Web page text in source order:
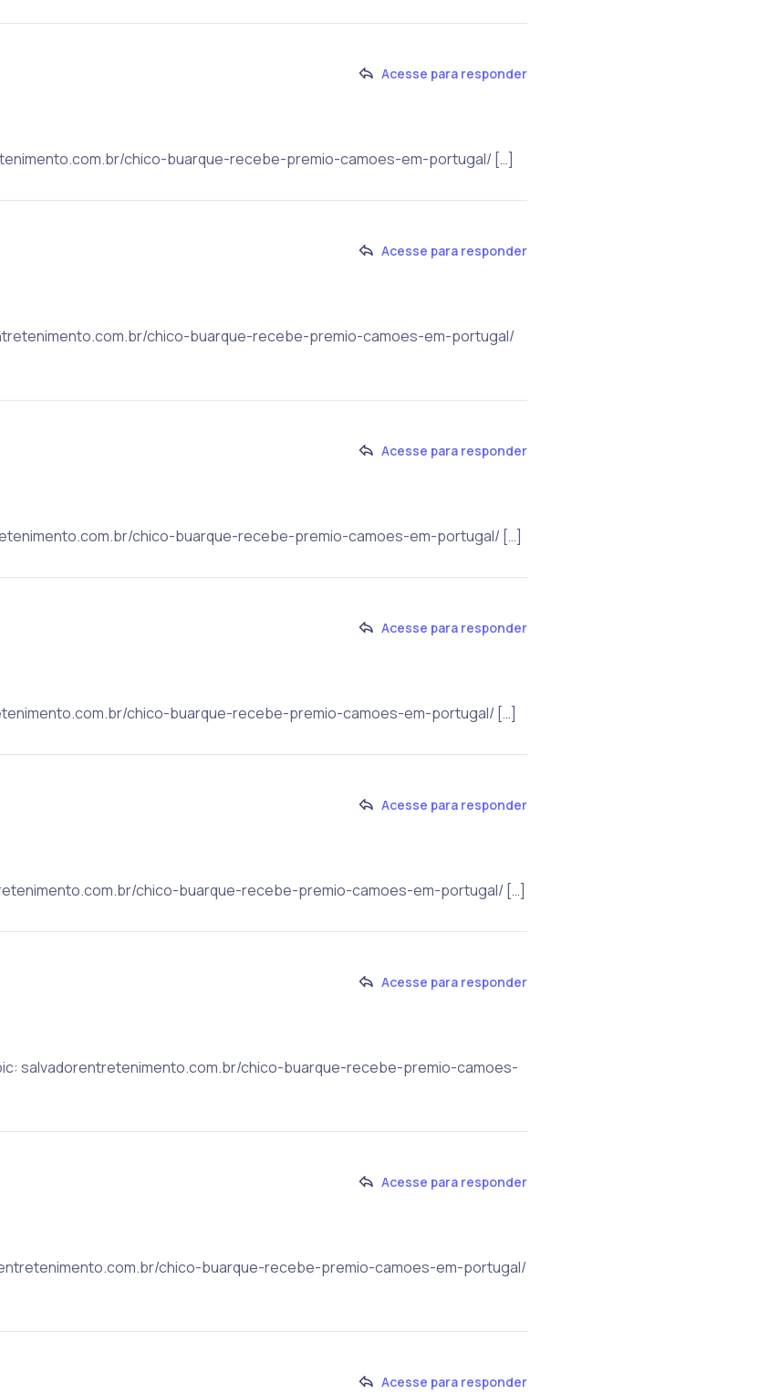
Acesse para responder
chico-buarque-recebe-premio-camoes-em-portugal/ […]
Acesse para responder
chico-buarque-recebe-premio-camoes-em-portugal/
Acesse para responder
chico-buarque-recebe-premio-camoes-em-portugal/ […]
Acesse para responder
chico-buarque-recebe-premio-camoes-em-portugal/ […]
Acesse para responder
chico-buarque-recebe-premio-camoes-em-portugal/ […]
Acesse para responder
salvadorentretenimento.com.br/chico-buarque-recebe-premio-camoes-
Acesse para responder
chico-buarque-recebe-premio-camoes-em-portugal/
Acesse para responder